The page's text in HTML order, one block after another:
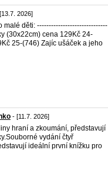
2026]
děti: ------------------------------
(30x22cm) cena 129Kč 24-
25-(746) Zajíc ušáček a jeho
- [11.7. 2026]
hraní a zkoumání, představují
vydání čtyř
ideální první knížku pro